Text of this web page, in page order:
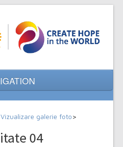
Vizualizare galerie foto>
04